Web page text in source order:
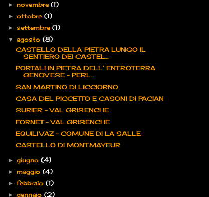
►novembre(1)
►ottobre(1)
►settembre(1)
▼agosto(8)
CASTELLO DELLA PIETRA LUNGO IL
SENTIERO DEI CASTEL...
PORTALI IN PIETRA DELL’ ENTROTERRA
GENOVESE - PERL...
SAN MARTINO DI LICCIORNO
CASA DEL PICCETTO E CASONI DI PACIAN
SURIER – VAL GRISENCHE
FORNET – VAL GRISENCHE
EQUILIVAZ – COMUNE DI LA SALLE
CASTELLO DI MONTMAYEUR
►giugno(4)
►maggio(4)
►febbraio(1)
►gennaio(2)